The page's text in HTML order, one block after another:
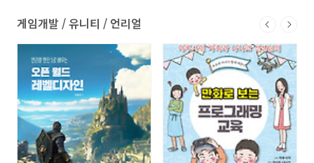
게임개발 / 유니티 / 언리얼